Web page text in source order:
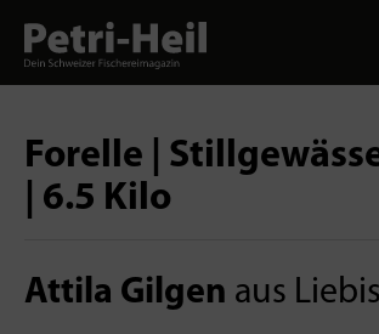
Forelle |
| 6.5 Kilo
Attila Gilgen aus